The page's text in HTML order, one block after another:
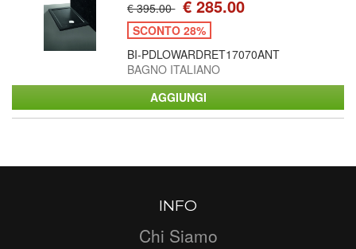
€ 395.00 € 285.00
SCONTO 28%
BI-PDLOWARDRET17070ANT
BAGNO ITALIANO
INFO
Chi Siamo